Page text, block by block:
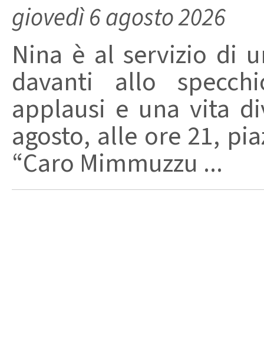
giovedì 6 agosto 2026
Nina è al servizio di
davanti allo
applausi e una vita
agosto, alle ore 21,
“Caro Mimmuzzu ...